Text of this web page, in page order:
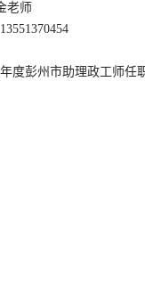
老师
13551370454
年度彭州市助理政工师任